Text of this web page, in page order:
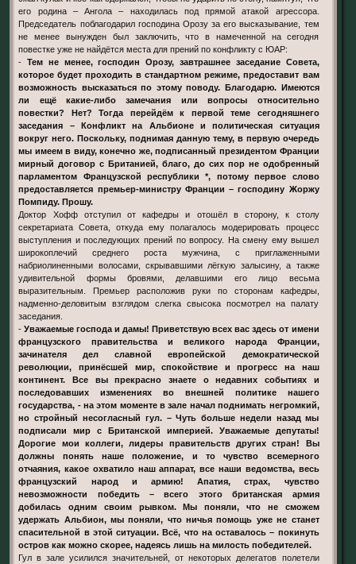
его родина – Ангола – находилась под прямой атакой агрессора.
Председатель поблагодарил господина Орозу за его высказывание, тем
не менее вынужден был заключить, что в намеченной на сегодня
повестке уже не найдётся места для прений по конфликту с ЮАР:
-Тем не менее, господин Орозу, завтрашнее заседание Совета,
которое будет проходить в стандартном режиме, предоставит вам
возможность высказаться по этому поводу. Благодарю. Имеются
ли ещё какие-либо замечания или вопросы относительно
повестки? Нет? Тогда перейдём к первой теме сегодняшнего
заседания – Конфликт на Альбионе и политическая ситуация
вокруг него. Поскольку, поднимая данную тему, в первую очередь
мы имеем в виду, конечно же, подписанный президентом Франции
мирный договор с Британией, благо, до сих пор не одобренный
парламентом Французской республики *, потому первое слово
предоставляется премьер-министру Франции – господину Жоржу
Помпиду. Прошу.
Доктор Хофф отступил от кафедры и отошёл в сторону, к столу
секретариата Совета, откуда ему полагалось модерировать процесс
выступления и последующих прений по вопросу. На смену ему вышел
широкоплечий среднего роста мужчина, с приглаженными
набриолиненными волосами, скрывавшими лёгкую залысину, а также
удивительной формы бровями, делавшими его лицо весьма
выразительным. Премьер расположив руки по сторонам кафедры,
надменно-деловитым взглядом слегка свысока посмотрел на палату
заседания.
-Уважаемые господа и дамы! Приветствую всех вас здесь от имени
французского правительства и великого народа Франции,
зачинателя дел славной европейской демократической
революции, принёсшей мир, спокойствие и прогресс на наш
континент. Все вы прекрасно знаете о недавних событиях и
последовавших изменениях во внешней политике нашего
государства, - на этом моменте в зале начал поднимать негромкий,
но стройный несогласный гул. – Чуть больше недели назад мы
подписали мир с Британской империей. Уважаемые депутаты!
Дорогие мои коллеги, лидеры правительств других стран! Вы
должны понять наше положение, и то чувство всемерного
отчаяния, какое охватило наш аппарат, все наши ведомства, весь
французский народ и армию! Апатия, страх, чувство
невозможности победить – всего этого британская армия
добилась одним своим рывком. Мы поняли, что не сможем
удержать Альбион, мы поняли, что ничья помощь уже не станет
спасительной в этой ситуации. Всё, что на оставалось – покинуть
остров как можно скорее, надеясь лишь на милость победителей.
Гул в зале усилился значительней, от некоторых делегатов полетели